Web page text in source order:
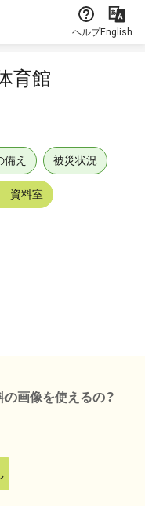
ヘルプEnglish
育館
備え 被災状況
資料室
画像を使えるの？